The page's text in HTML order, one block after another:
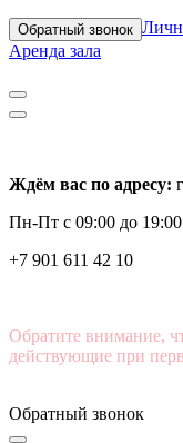
Обратный звонок
Аренда зала
Ждём вас по адресу:
Пн-Пт с 09:00 до
+7 901 611 42 10
Обратите внимание,
действующие при
Обратный звонок